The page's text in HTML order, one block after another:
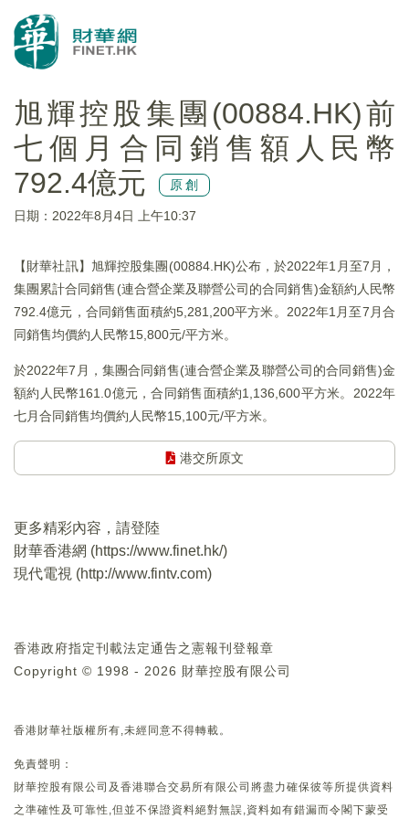
旭輝控股集團(00884.HK)前
七個月合同銷售額人民幣
792.4億元
原創
日期：2022年8月4日 上午10:37
【財華社訊】旭輝控股集團(00884.HK)公布，於2022年1月至7月，
集團累計合同銷售(連合營企業及聯營公司的合同銷售)金額約人民幣
792.4億元，合同銷售面積約5,281,200平方米。2022年1月至7月合
同銷售均價約人民幣15,800元/平方米。
於2022年7月，集團合同銷售(連合營企業及聯營公司的合同銷售)金
額約人民幣161.0億元，合同銷售面積約1,136,600平方米。2022年
七月合同銷售均價約人民幣15,100元/平方米。
港交所原文
更多精彩內容，請登陸
財華香港網 (https://www.finet.hk/)
現代電視 (http://www.fintv.com)
香港政府指定刊載法定通告之憲報刊登報章
Copyright © 1998 - 2026 財華控股有限公司
香港財華社版權所有,未經同意不得轉載。
免責聲明：
財華控股有限公司及香港聯合交易所有限公司將盡力確保彼等所提供資料
之準確性及可靠性,但並不保證資料絕對無誤,資料如有錯漏而令閣下蒙受